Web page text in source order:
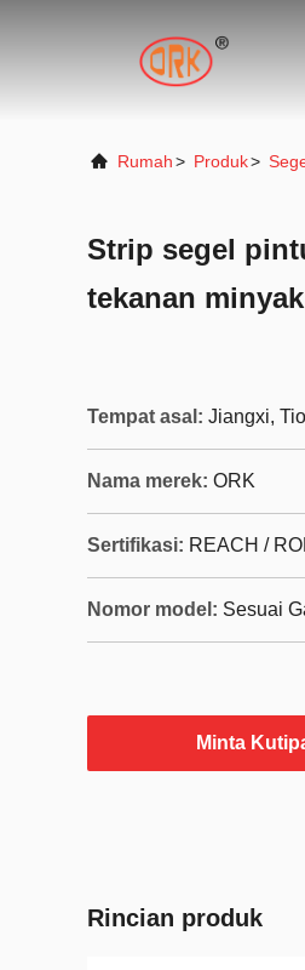
Rumah> Produk>
Strip segel
tekanan
Tempat asal: Jiangxi,
Nama merek: ORK
Sertifikasi: REACH /
Nomor model: Sesuai
Minta
Rincian produk